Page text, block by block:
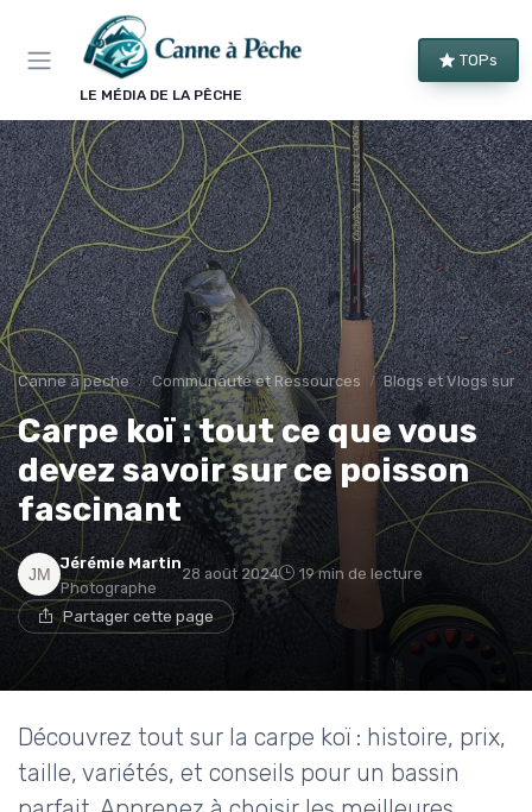
LE MÉDIA DE LA PÊCHE
TOPs
Canne à peche Communauté et Ressources Blogs et Vlogs sur
Carpe koï : tout ce que vous
devez savoir sur ce poisson
fascinant
Jérémie Martin
Photographe
28 août 2024 19 min de lecture
Partager cette page
Découvrez tout sur la carpe koï : histoire, prix,
taille, variétés, et conseils pour un bassin
Panneau de gestion des cookies